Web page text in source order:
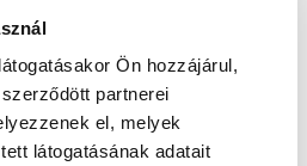
Ön hozzájárul,
partnerei
el, melyek
látogatásának adatait
újratöltése